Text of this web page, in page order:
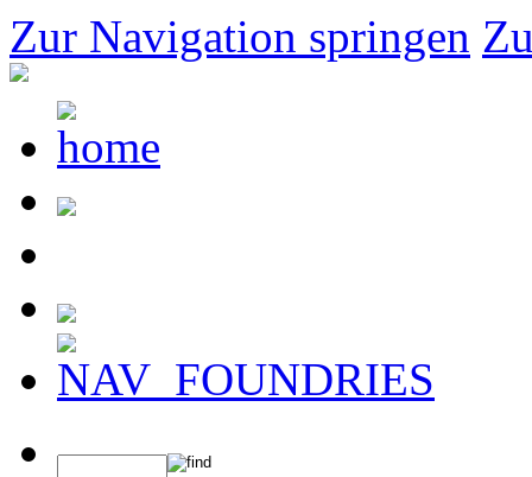
Zur Navigation springen